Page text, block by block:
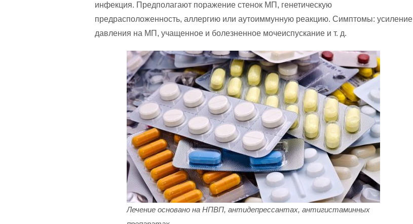
инфекция. Предполагают поражение стенок МП, генетическую
предрасположенность, аллергию или аутоиммунную реакцию. Симптомы: усиление
давления на МП, учащенное и болезненное мочеиспускание и т. д.
Лечение основано на НПВП, антидепрессантах, антигистаминных